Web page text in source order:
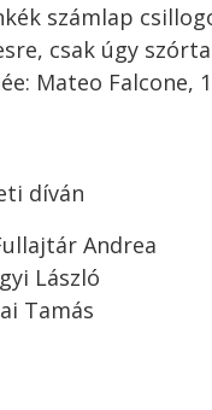
számlap
csak úgy
Mateo Falcone,
díván
Andrea
László
Tamás